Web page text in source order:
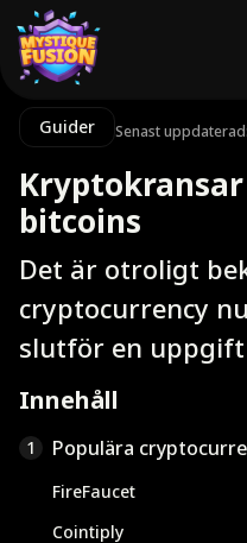
Guider Senast
bitcoins
Det är otroligt
cryptocurrency
slutför en
Innehåll
1 Populära
FireFaucet
Cointiply